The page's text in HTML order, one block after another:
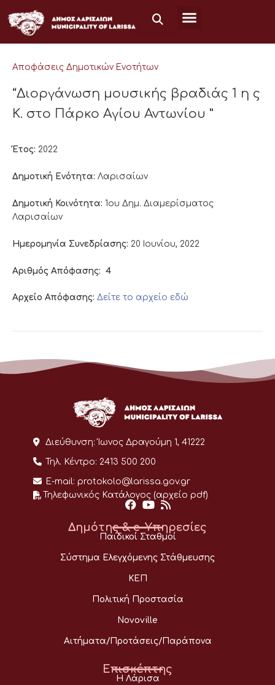
στο
περιεχόμενο
Αποφάσεις Δημοτικών Ενοτήτων
“Διοργάνωση μουσικής βραδιάς 1 η ς
Κ. στο Πάρκο Αγίου Αντωνίου ”
Έτος: 2022
Δημοτική Ενότητα: Λαρισαίων
Δημοτική Κοινότητα: 1ου Δημ. Διαμερίσματος
Λαρισαίων
Ημερομηνία Συνεδρίασης: 20 Ιουνίου, 2022
Αριθμός Απόφασης: 4
Αρχείο Απόφασης: Δείτε το αρχείο εδώ
Διεύθυνση: Ίωνος Δραγούμη 1, 41222
Τηλ. Κέντρο: 2413 500 200
E-mail: protokolo@larissa.gov.gr
Τηλεφωνικός Κατάλογος (αρχείο pdf)
Δημότης & e-Υπηρεσίες
Παιδικοί Σταθμοί
Σύστημα Ελεγχόμενης Στάθμευσης
ΚΕΠ
Πολιτική Προστασία
Novoville
Αιτήματα/Προτάσεις/Παράπονα
Επισκέπτης
Η Λάρισα